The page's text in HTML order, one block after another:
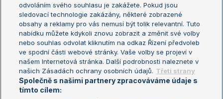
Turnaj mistrů
Turnaj mistryň
Aktualní trendy
Fotbalové přestupy
Livesport Daily
LS Prague Open
odvoláním svého souhlasu je zakážete. Pokud jsou
sledovací technologie zakázány, některé zobrazené
obsahy a reklamy pro vás nemusí být tolik relevantní. Tuto
nabídku můžete kdykoli znovu zobrazit a změnit své volby
nebo souhlas odvolat kliknutím na odkaz Řízení předvoleb
ve spodní části webové stránky. Vaše volby se projeví v
našem Internetová stránka. Další podrobnosti naleznete v
našich Zásadách ochrany osobních údajů. Třetí strany
Společně s našimi partnery zpracováváme údaje s
tímto cílem: